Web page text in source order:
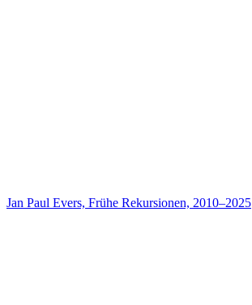
Jan Paul Evers, Frühe Rekursionen, 2010–2025